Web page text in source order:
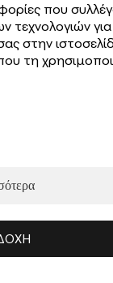
Παλέτα
που
τεχνολογιών
στην
τη